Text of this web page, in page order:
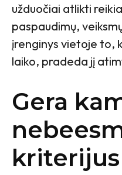
užduočiai atlikti
paspaudimų,
įrenginys vietoje to,
laiko, pradeda jį
Gera
kriterijus